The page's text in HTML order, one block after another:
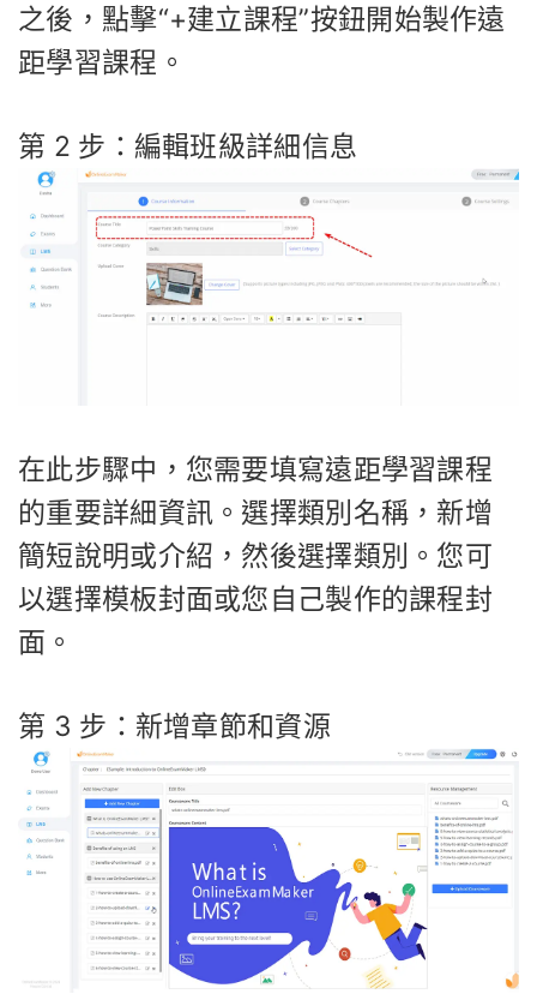
之後，點擊“+建立課程”按鈕開始製作遠
距學習課程。
第 2 步：編輯班級詳細信息
在此步驟中，您需要填寫遠距學習課程
的重要詳細資訊。選擇類別名稱，新增
簡短說明或介紹，然後選擇類別。您可
以選擇模板封面或您自己製作的課程封
面。
第 3 步：新增章節和資源